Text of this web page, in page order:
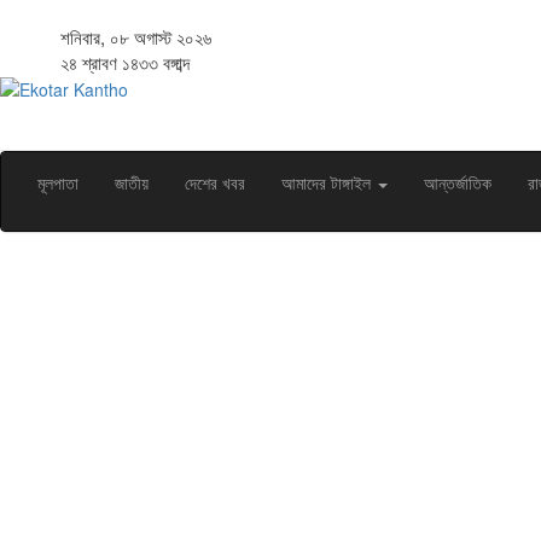
শনিবার, ০৮ অগাস্ট ২০২৬
২৪ শ্রাবণ ১৪৩৩ বঙ্গাব্দ
মূলপাতা জাতীয় দেশের খবর আমাদের টাঙ্গাইল আন্তর্জাতিক